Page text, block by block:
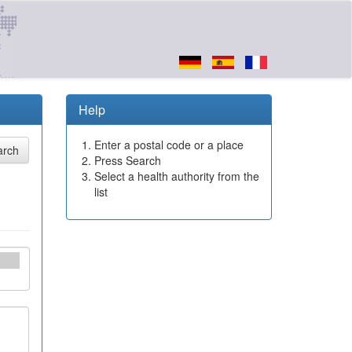
Help
Enter a postal code or a place
Press Search
Select a health authority from the
list